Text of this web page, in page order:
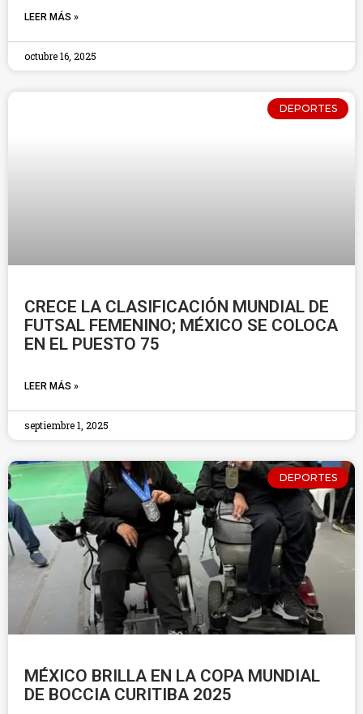
LEER MÁS »
octubre 16, 2025
DEPORTES
CRECE LA CLASIFICACIÓN MUNDIAL DE
FUTSAL FEMENINO; MÉXICO SE COLOCA
EN EL PUESTO 75
LEER MÁS »
septiembre 1, 2025
DEPORTES
MÉXICO BRILLA EN LA COPA MUNDIAL
DE BOCCIA CURITIBA 2025